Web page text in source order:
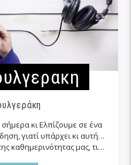
κι Ελπίζουμε σε ένα
καθημερινότητας μας, τις